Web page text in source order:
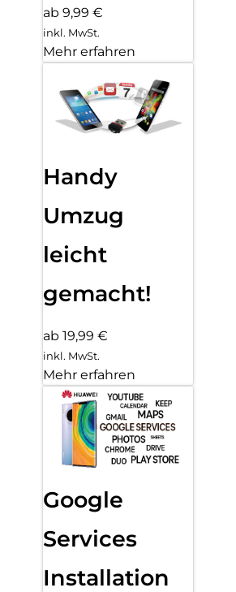
ab 9,99 €
inkl. MwSt.
Mehr erfahren
Handy
Umzug
leicht
gemacht!
ab 19,99 €
inkl. MwSt.
Mehr erfahren
Google
Services
Installation